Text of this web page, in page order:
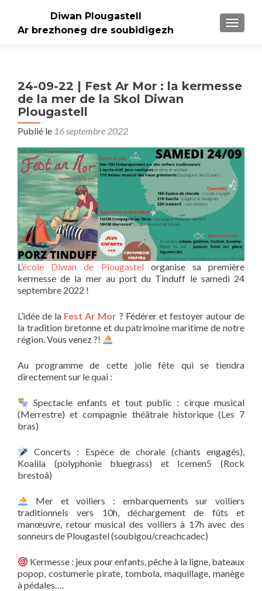
Diwan Plougastell
Ar brezhoneg dre soubidigezh
24-09-22 | Fest Ar Mor : la kermesse
de la mer de la Skol Diwan
Plougastell
Publié le 16 septembre 2022
L’école Diwan de Plougastelorganise sa première
kermesse de la mer au port du Tinduff le samedi 24
septembre 2022 !
L’idée de la Fest Ar Mor ? Fédérer et festoyer autour de
la tradition bretonne et du patrimoine maritime de notre
région. Vous venez ?!
Au programme de cette jolie fête qui se tiendra
directement sur le quai :
Spectacle enfants et tout public : cirque musical
(Merrestre) et compagnie théâtrale historique (Les 7
bras)
Concerts : Espèce de chorale (chants engagés),
Koalila (polyphonie bluegrass) et Icemen5 (Rock
brestoâ)
Mer et voiliers : embarquements sur voiliers
traditionnels vers 10h, déchargement de fûts et
manœuvre, retour musical des voiliers à 17h avec des
sonneurs de Plougastel (soubigou/creachcadec)
Kermesse : jeux pour enfants, pêche à la ligne, bateaux
popop, costumerie pirate, tombola, maquillage, manège
à pédales….